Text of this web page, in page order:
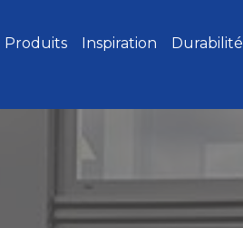
Produits Inspiration Durabilité